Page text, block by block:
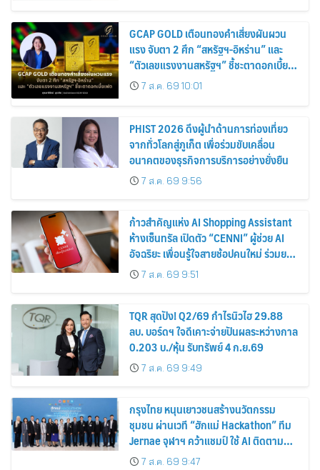
GCAP GOLD เตือนทองคำเสี่ยงผันผวน
แรง จับตา 2 ศึก “สหรัฐฯ-อิหร่าน” และ
“ตัวเลขแรงงานสหรัฐฯ” ชี้ชะตาดอกเบี้ย
เฟด7 ส.ค. 69 10:01
PHIST 2026 ดึงผู้นำด้านการท่องเที่ยว
จากทั่วโลกสู่ภูเก็ต เพื่อร่วมขับเคลื่อน
อนาคตของธุรกิจการบริการอย่างยั่งยืน
7 ส.ค. 69 9:56
ก้าวสำคัญแห่ง AI Shopping Assistant
ห้างเซ็นทรัล เปิดตัว “CENNI” ผู้ช่วย AI
อัจฉริยะ เพื่อนรู้ใจสายช้อปคนใหม่ ร่วมยก
ระดับประสบการณ์ช้อปปิ้งให้ง่ายขึ้นได้ ใน
แชตเดียว
7 ส.ค. 69 9:51
TQR สุดปัง! Q2/69 กำไรนิวไฮ 29.88
ลบ. บอร์ดฯ ใจดีเคาะจ่ายปันผลระหว่างกาล
0.203 บ./หุ้น รับทรัพย์ 4 ก.ย.69
7 ส.ค. 69 9:49
กรุงไทย หนุนเยาวชนสร้างนวัตกรรม
ชุมชน ผ่านเวที “ฮักแม่ Hackathon” ทีม
Jernae จุฬาฯ คว้าแชมป์ ใช้ AI ติดตาม
ทรัพย์สินสูญหาย
7 ส.ค. 69 9:47